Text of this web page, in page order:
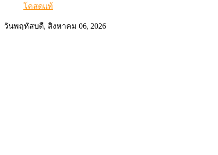
โคสดแท้
วันพฤหัสบดี, สิงหาคม 06, 2026